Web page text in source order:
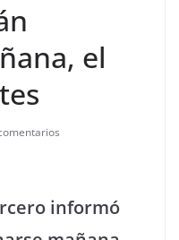
el
informó